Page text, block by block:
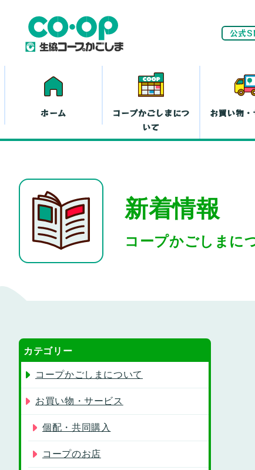
公式
ホーム
コープかごしまにつ
いて
お買い物
家計(お金)に
まつわる活動
新着情報
コープかごしまに
カテゴリー
コープかごしまについて
お買い物・サービス
個配・共同購入
コープのお店